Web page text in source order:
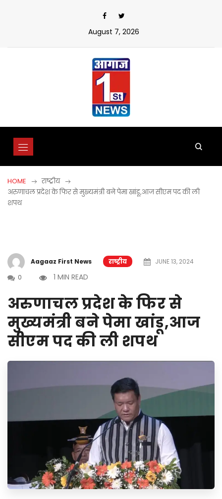
August 7, 2026
HOME
राष्ट्रीय
अरुणाचल प्रदेश के फिर से मुख्यमंत्री बने पेमा खांडू,आज सीएम पद की ली
शपथ
Aagaaz First News राष्ट्रीय
JUNE 13, 2024
0
1 MIN READ
अरुणाचल प्रदेश के फिर से
मुख्यमंत्री बने पेमा खांडू,आज
सीएम पद की ली शपथ